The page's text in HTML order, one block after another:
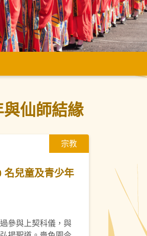
仙師結緣
宗教
名兒童及青少年
參與上契科儀，與